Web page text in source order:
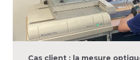
Cas client : la mesure